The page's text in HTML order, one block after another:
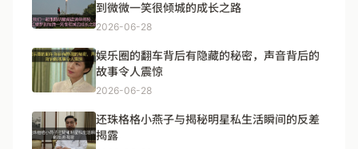
到微微一笑很倾城的成长之路
2026-06-28
娱乐圈的翻车背后有隐藏的秘密，声音背后的
故事令人震惊
2026-06-28
还珠格格小燕子与揭秘明星私生活瞬间的反差
揭露